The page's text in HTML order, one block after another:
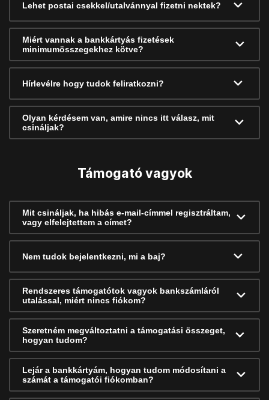
Lehet postai csekkel/utalvánnyal fizetni nektek?
Miért vannak a bankkártyás fizetések
minimumösszegekhez kötve?
Hírlevélre hogy tudok feliratkozni?
Olyan kérdésem van, amire nincs itt válasz, mit
csináljak?
Támogató vagyok
Mit csináljak, ha hibás e-mail-címmel regisztráltam,
vagy elfelejtettem a címet?
Nem tudok bejelentkezni, mi a baj?
Rendszeres támogatótok vagyok bankszámláról
utalással, miért nincs fiókom?
Szeretném megváltoztatni a támogatási összeget,
hogyan tudom?
Lejár a bankkártyám, hogyan tudom módosítani a
számát a támogatói fiókomban?